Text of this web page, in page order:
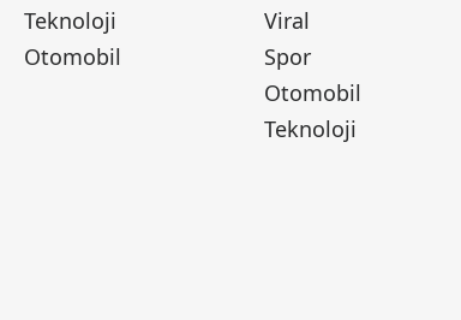
Teknoloji
Otomobil
Viral
Spor
Otomobil
Teknoloji